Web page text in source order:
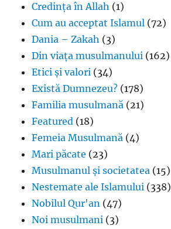
Credința în Allah (1)
Cum au acceptat Islamul (72)
Dania – Zakah (3)
Din viața musulmanului (162)
Etici și valori (34)
Există Dumnezeu? (178)
Familia musulmană (21)
Featured (18)
Femeia Musulmană (4)
Mari păcate (23)
Musulmanul și societatea (15)
Nestemate ale Islamului (338)
Nobilul Qur'an (47)
Noi musulmani (3)